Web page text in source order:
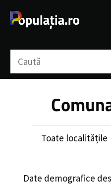
Toate localitățile
Date demografice